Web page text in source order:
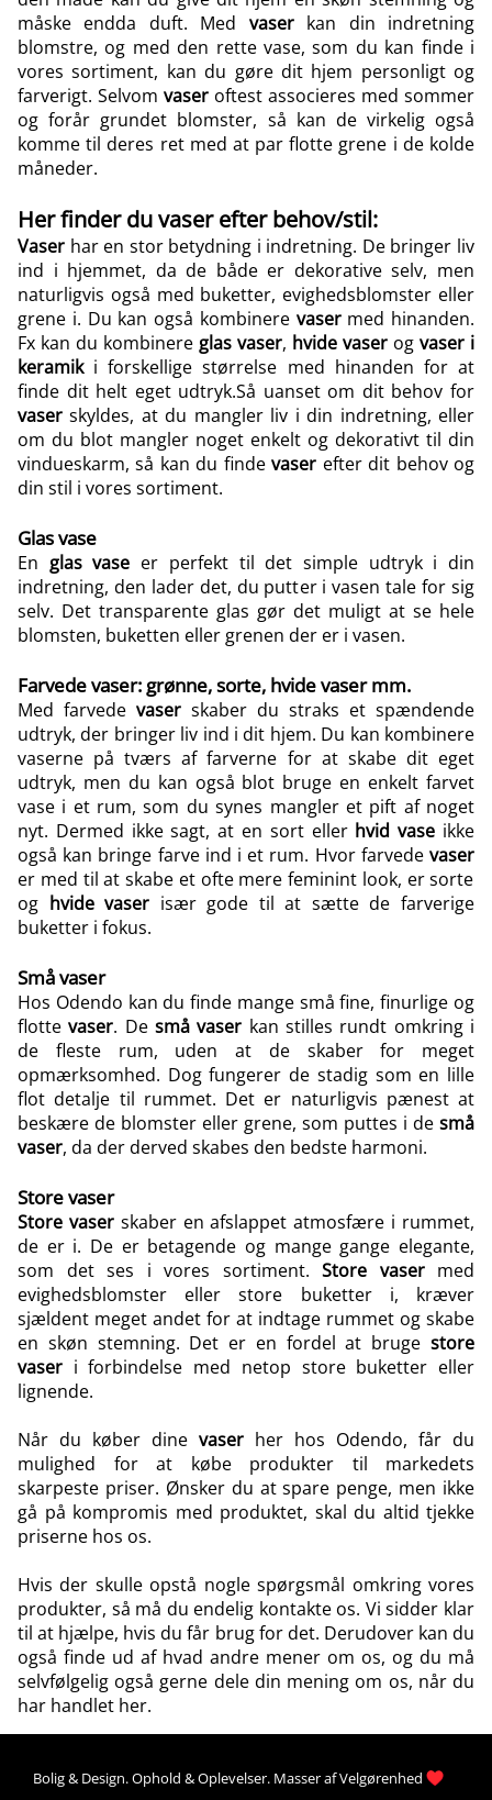
måske endda duft. Med vaserkan din indretning
blomstre, og med den rette vase, som du kan finde i
vores sortiment, kan du gøre dit hjem personligt og
farverigt. Selvom vaser oftest associeres med sommer
og forår grundet blomster, så kan de virkelig også
komme til deres ret med at par flotte grene i de kolde
måneder.
Her finder du vaser efter behov/stil:
Vaser har en stor betydning i indretning. De bringer liv
ind i hjemmet, da de både er dekorative selv, men
naturligvis også med buketter, evighedsblomster eller
grene i. Du kan også kombinere vasermed hinanden.
Fx kan du kombinere glas vaser, hvide vaser og vaser i
keramiki forskellige størrelse med hinanden for at
finde dit helt eget udtryk.Så uanset om dit behov for
vaser skyldes, at du mangler liv i din indretning, eller
om du blot mangler noget enkelt og dekorativt til din
vindueskarm, så kan du findevaser efter dit behov og
din stil i vores sortiment.
Glas vase
En glas vase er perfekt til det simple udtryk i din
indretning, den lader det, du putter i vasen tale for sig
selv. Det transparente glas gør det muligt at se hele
blomsten, buketten eller grenen der er i vasen.
Farvede vaser: grønne, sorte, hvide vaser mm.
Med farvede vaser skaber du straks et spændende
udtryk, der bringer liv ind i dit hjem. Du kan kombinere
vaserne på tværs af farverne for at skabe dit eget
udtryk, men du kan også blot bruge en enkelt farvet
vase i et rum, som du synes mangler et pift af noget
nyt. Dermed ikke sagt, at en sort eller hvid vase ikke
også kan bringe farve ind i et rum. Hvor farvede vaser
er med til at skabe et ofte mere feminint look, er sorte
og hvide vaser især gode til at sætte de farverige
buketter i fokus.
Små vaser
Hos Odendo kan du finde mange små fine, finurlige og
flottevaser. Desmå vaser kan stilles rundt omkring i
de fleste rum, uden at de skaber for meget
opmærksomhed. Dog fungerer de stadig som en lille
flot detalje til rummet. Det er naturligvis pænest at
beskære de blomster eller grene, som puttes i de små
vaser, da der derved skabes den bedste harmoni.
Store vaser
Store vaserskaber en afslappet atmosfære i rummet,
de er i. De er betagende og mange gange elegante,
som det ses i vores sortiment. Store vasermed
evighedsblomster eller store buketter i, kræver
sjældent meget andet for at indtage rummet og skabe
en skøn stemning. Det er en fordel at bruge store
vaser i forbindelse med netop store buketter eller
lignende.
Når du køber dine vaser her hos Odendo, får du
mulighed for at købe produkter til markedets
skarpeste priser. Ønsker du at spare penge, men ikke
gå på kompromis med produktet, skal du altid tjekke
priserne hos os.
Hvis der skulle opstå nogle spørgsmål omkring vores
produkter, så må du endelig kontakte os. Vi sidder klar
til at hjælpe, hvis du får brug for det. Derudover kan du
også finde ud af hvad andre mener om os, og du må
selvfølgelig også gerne dele din mening om os, når du
har handlet her.
Bolig & Design. Ophold &Oplevelser. Masser af Velgørenhed